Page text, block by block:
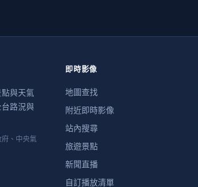
與天氣
路況與
、中央氣
即時影像
地圖查找
附近即時影像
站內搜尋
旅遊景點
新聞直播
自訂播放清單